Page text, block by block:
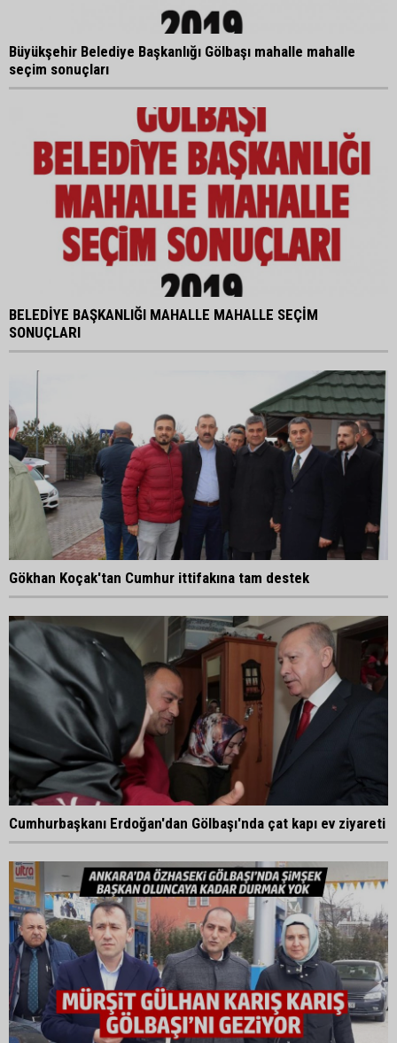
Büyükşehir Belediye Başkanlığı Gölbaşı mahalle mahalle
seçim sonuçları
BELEDİYE BAŞKANLIĞI MAHALLE MAHALLE SEÇİM
SONUÇLARI
Gökhan Koçak'tan Cumhur ittifakına tam destek
Cumhurbaşkanı Erdoğan'dan Gölbaşı'nda çat kapı ev ziyareti